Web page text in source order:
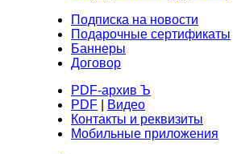
Подписка на новости
Подарочные сертификаты
Баннеры
Договор
PDF-архив Ъ
PDF
Видео
Контакты и реквизиты
Мобильные приложения